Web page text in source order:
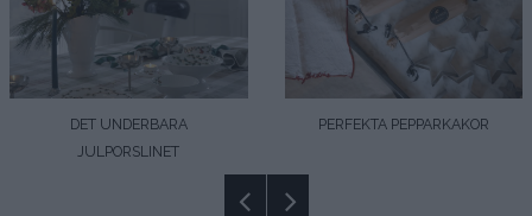
DET UNDERBARA
JULPORSLINET
PERFEKTA PEPPARKAKOR